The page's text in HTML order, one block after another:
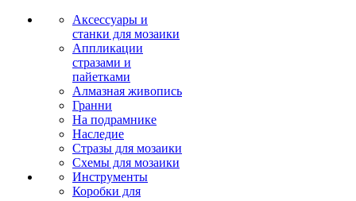
Аксессуары и
станки для мозаики
Аппликации
стразами и
пайетками
Алмазная живопись
Гранни
На подрамнике
Наследие
Стразы для мозаики
Схемы для мозаики
Инструменты
Коробки для